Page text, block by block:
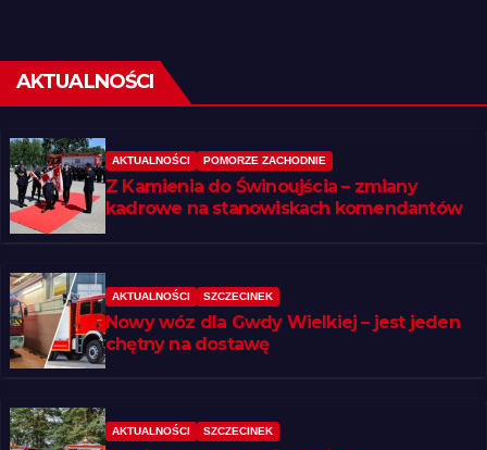
AKTUALNOŚCI
AKTUALNOŚCI POMORZE ZACHODNIE
Z Kamienia do Świnoujścia – zmiany
kadrowe na stanowiskach komendantów
AKTUALNOŚCI SZCZECINEK
Nowy wóz dla Gwdy Wielkiej – jest jeden
chętny na dostawę
AKTUALNOŚCI SZCZECINEK